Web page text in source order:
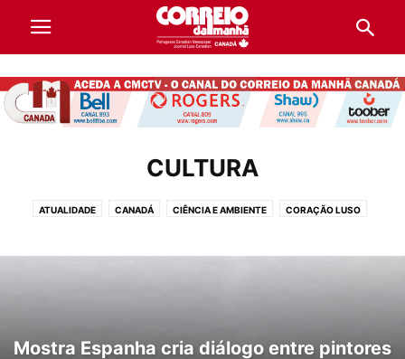
CULTURA
ATUALIDADE CANADÁ CIÊNCIA E AMBIENTE CORAÇÃO LUSO
ECONOMIA EDUCAÇÃO E TRABALHO INTERNACIONAL LIFESTYLE
Mostra Espanha cria diálogo entre pintores